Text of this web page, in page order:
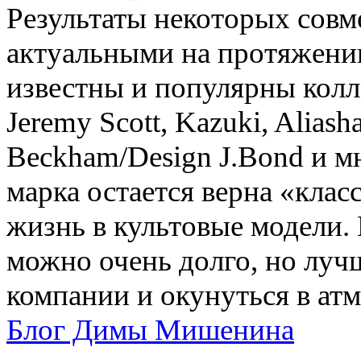
Результаты некоторых
актуальными на
известны и популярны
Jeremy Scott, Kazuki,
Beckham/Design J.Bond и
марка остается верна
жизнь в культовые
можно очень долго, но
компании и окунуться в
Блог Димы Мишенина